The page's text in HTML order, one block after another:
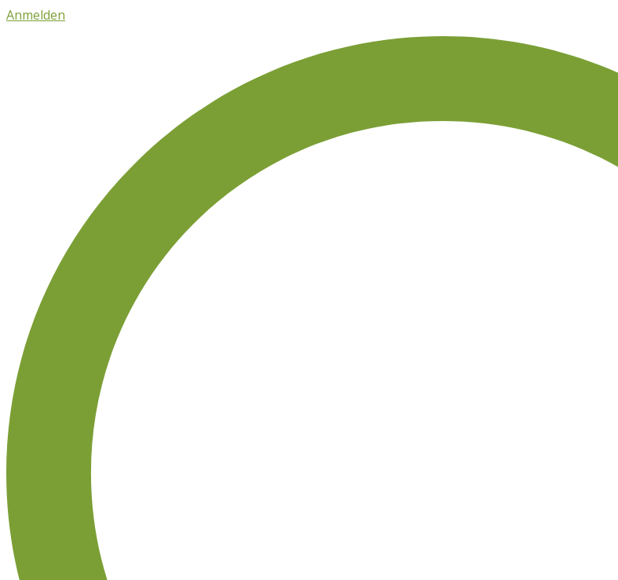
Anmelden